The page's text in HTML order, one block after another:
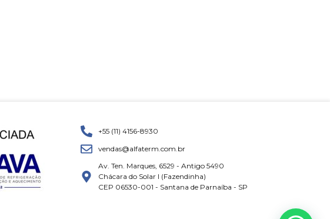
+55 (11) 4156-8930
vendas@alfaterm.com.br
Av. Ten. Marques, 6529 - Antigo 5490
Chácara do Solar I (Fazendinha)
CEP 06530-001 - Santana de Parnaíba - SP